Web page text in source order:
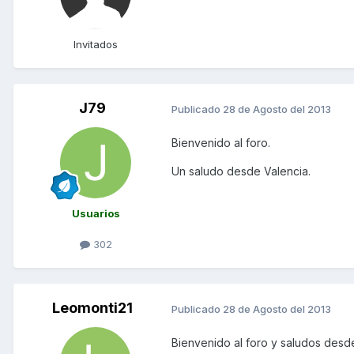
Invitados
J79
Usuarios
302
Publicado 28 de Agosto del 2013
Bienvenido al foro.
Un saludo desde Valencia.
Leomonti21 Publicado 28 de Agosto del 2013
Bienvenido al foro y saludos